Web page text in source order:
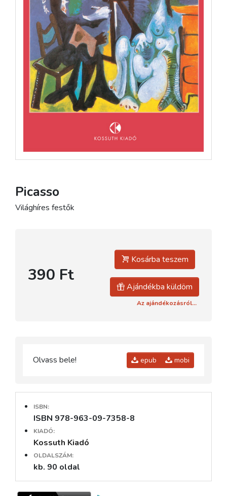
Picasso
Világhíres festők
390 Ft
Kosárba teszem
Ajándékba küldöm
Az ajándékozásról...
Olvass bele! epub mobi
ISBN:
ISBN 978-963-09-7358-8
KIADÓ:
Kossuth Kiadó
OLDALSZÁM:
kb. 90 oldal